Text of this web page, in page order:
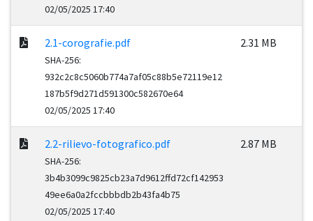
02/05/2025 17:40
2.1-corografie.pdf
SHA-256:
932c2c8c5060b774a7af05c88b5e72119e12
187b5f9d271d591300c582670e64
02/05/2025 17:40
2.31 MB
2.2-rilievo-fotografico.pdf
SHA-256:
3b4b3099c9825cb23a7d9612ffd72cf142953
49ee6a0a2fccbbbdb2b43fa4b75
02/05/2025 17:40
2.87 MB